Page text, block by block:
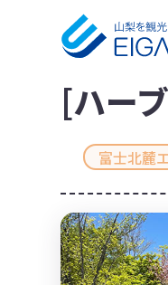
[ハー
富士北麓